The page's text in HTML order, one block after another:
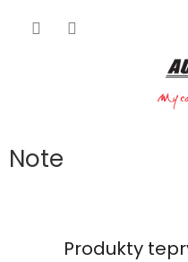
Note
Produkty